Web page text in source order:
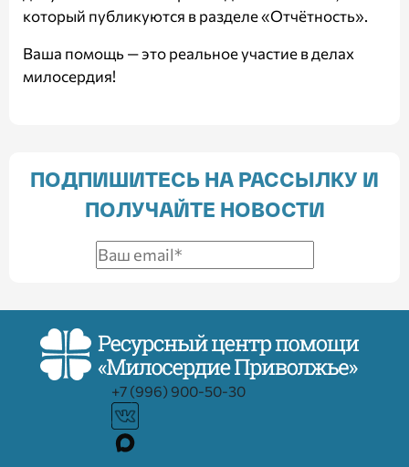
который публикуются в разделе«Отчётность».
Ваша помощь — это реальное участие в делах
милосердия!
ПОДПИШИТЕСЬ НА РАССЫЛКУ И
ПОЛУЧАЙТЕ НОВОСТИ
+7 (996) 900-50-30